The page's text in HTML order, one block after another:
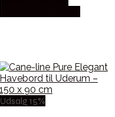
Udsalg 15%